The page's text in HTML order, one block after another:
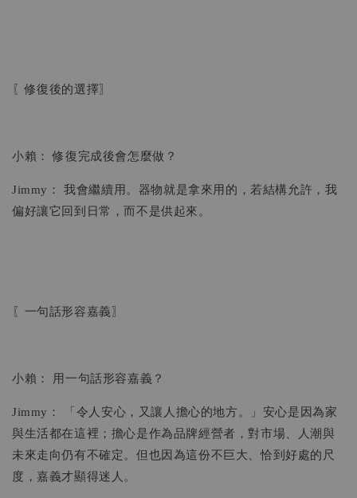
〖修復後的選擇〗
小賴： 修復完成後會怎麼做？
Jimmy： 我會繼續用。器物就是拿來用的，若結構允許，我
偏好讓它回到日常，而不是供起來。
〖一句話形容嘉義〗
小賴： 用一句話形容嘉義？
Jimmy： 「令人安心，又讓人擔心的地方。」安心是因為家
與生活都在這裡；擔心是作為品牌經營者，對市場、人潮與
未來走向仍有不確定。但也因為這份不巨大、恰到好處的尺
度，嘉義才顯得迷人。